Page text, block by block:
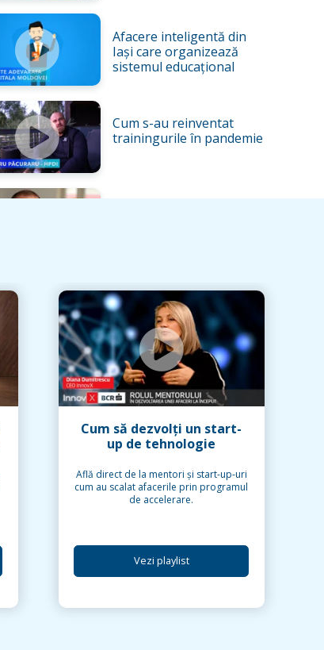
Afacere inteligentă din
Iași care organizează
sistemul educațional
Cum s-au reinventat
trainingurile în pandemie
Afacere inteligentă în
soluții de ambalare din
Alba-Iulia
Cum să dezvolți un start-
up de tehnologie
Află direct de la mentori și start-up-uri
cum au scalat afacerile prin programul
de accelerare.
Vezi playlist